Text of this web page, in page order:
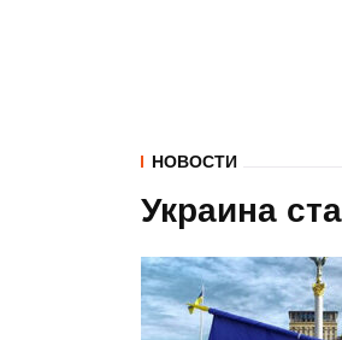
НОВОСТИ
Украина